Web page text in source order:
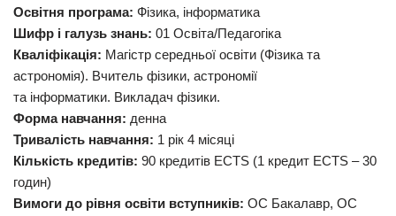
Освітня програма: Фізика, інформатика
Шифр і галузь знань: 01 Освіта/Педагогіка
Кваліфікація: Магістр середньої освіти (Фізика та
астрономія). Вчитель фізики, астрономії
та інформатики. Викладач фізики.
Форма навчання: денна
Тривалість навчання: 1 рік 4 місяці
Кількість кредитів: 90 кредитів ECTS (1 кредит ЕСТS – 30
годин)
Вимоги до рівня освіти вступників: ОС Бакалавр, ОС